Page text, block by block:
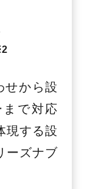
せから設
で対応
現する設
ーズナブ